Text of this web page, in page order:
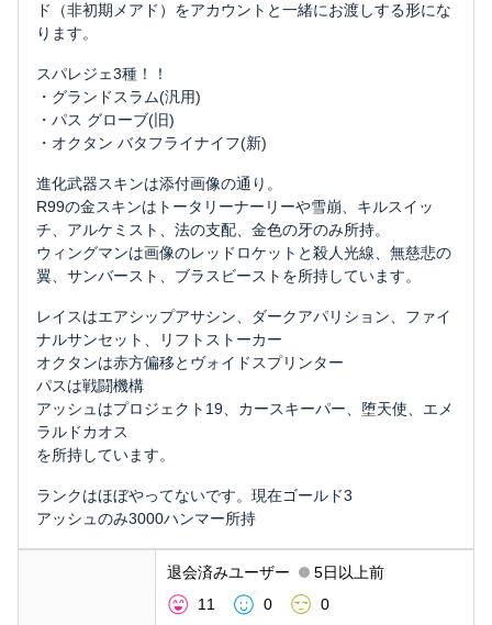
ド（非初期メアド）をアカウントと一緒にお渡しする形にな
ります。
スパレジェ3種！！
・グランドスラム(汎用)
・パス グローブ(旧)
・オクタン バタフライナイフ(新)
進化武器スキンは添付画像の通り。
R99の金スキンはトータリーナーリーや雪崩、キルスイッ
チ、アルケミスト、法の支配、金色の牙のみ所持。
ウィングマンは画像のレッドロケットと殺人光線、無慈悲の
翼、サンバースト、ブラスビーストを所持しています。
レイスはエアシップアサシン、ダークアパリション、ファイ
ナルサンセット、リフトストーカー
オクタンは赤方偏移とヴォイドスプリンター
パスは戦闘機構
アッシュはプロジェクト19、カースキーパー、堕天使、エメ
ラルドカオス
を所持しています。
ランクはほぼやってないです。現在ゴールド3
アッシュのみ3000ハンマー所持
退会済みユーザー
5日以上前
11
0 0